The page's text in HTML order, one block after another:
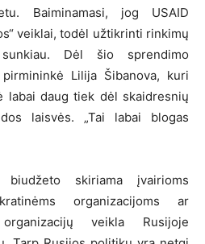
Baiminamasi, jog USAID
veiklai, todėl užtikrinti rinkimų
Dėl šio sprendimo
Lilija Šibanova, kuri
labai daug tiek dėl skaidresnių
laisvės. „Tai labai blogas
skiriama įvairioms
organizacijoms ar
veikla Rusijoje